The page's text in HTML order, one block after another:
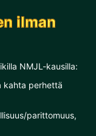
ilman
NMJL-kausilla:
kahta perhettä
parittomuus,